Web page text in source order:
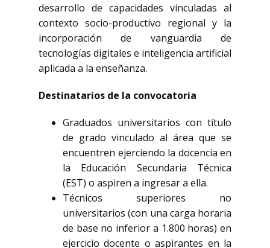
desarrollo de capacidades vinculadas al
contexto socio-productivo regional y la
incorporación de vanguardia de
tecnologías digitales e inteligencia artificial
aplicada a la enseñanza.
Destinatarios de la convocatoria
Graduados universitarios con título
de grado vinculado al área que se
encuentren ejerciendo la docencia en
la Educación Secundaria Técnica
(EST) o aspiren a ingresar a ella.
Técnicos superiores no
universitarios (con una carga horaria
de base no inferior a 1.800 horas) en
ejercicio docente o aspirantes en la